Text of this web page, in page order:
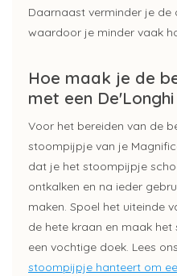
Daarnaast verminder je
waardoor je minder vaak
Hoe maak je de
met een
Voor het bereiden van de
stoompijpje van je
dat je het stoompijpje
ontkalken en na ieder
maken. Spoel het uiteinde
de hete kraan en maak
een vochtige doek. Lees ons
stoompijpje hanteert om